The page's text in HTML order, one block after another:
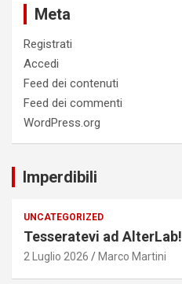
Meta
Registrati
Accedi
Feed dei contenuti
Feed dei commenti
WordPress.org
Imperdibili
UNCATEGORIZED
Tesseratevi ad AlterLab!
2 Luglio 2026 Marco Martini